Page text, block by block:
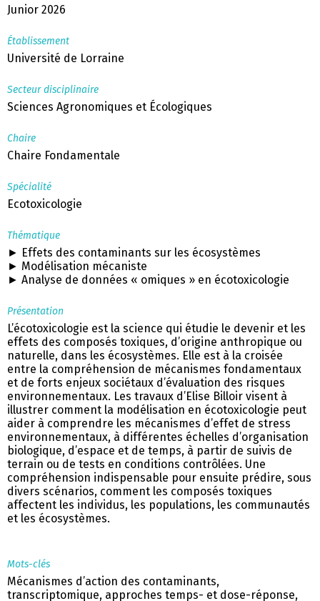
Junior 2026
Établissement
Université de Lorraine
Secteur disciplinaire
Sciences Agronomiques et Écologiques
Chaire
Chaire Fondamentale
Spécialité
Ecotoxicologie
Thématique
► Effets des contaminants sur les écosystèmes
► Modélisation mécaniste
► Analyse de données « omiques » en écotoxicologie
Présentation
L’écotoxicologie est la science qui étudie le devenir et les
effets des composés toxiques, d’origine anthropique ou
naturelle, dans les écosystèmes. Elle est à la croisée
entre la compréhension de mécanismes fondamentaux
et de forts enjeux sociétaux d’évaluation des risques
environnementaux. Les travaux d’Elise Billoir visent à
illustrer comment la modélisation en écotoxicologie peut
aider à comprendre les mécanismes d’effet de stress
environnementaux, à différentes échelles d’organisation
biologique, d’espace et de temps, à partir de suivis de
terrain ou de tests en conditions contrôlées. Une
compréhension indispensable pour ensuite prédire, sous
divers scénarios, comment les composés toxiques
affectent les individus, les populations, les communautés
et les écosystèmes.
Mots-clés
Mécanismes d’action des contaminants,
transcriptomique, approches temps- et dose-réponse,